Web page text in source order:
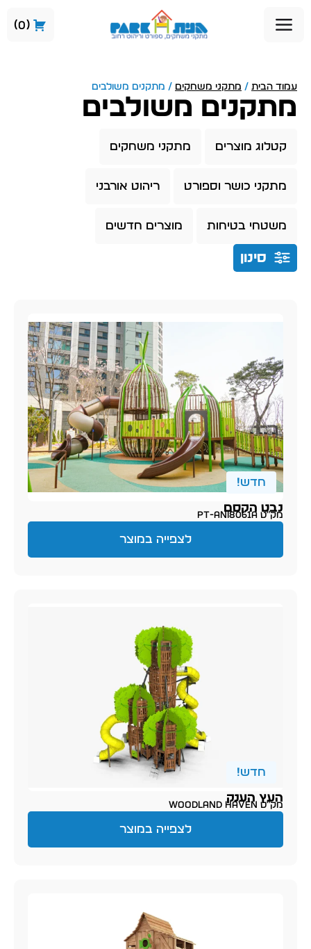
0
עמוד הבית / מתקני משחקים / מתקנים משולבים
מתקנים משולבים
קטלוג מוצרים מתקני משחקים
מתקני כושר וספורט ריהוט אורבני
משטחי בטיחות מוצרים חדשים
סינון
חדש!
נבט הקסם
מק״ט PT-ani8061A
לצפייה במוצר
חדש!
העץ הענק
מק״ט Woodland Haven
לצפייה במוצר